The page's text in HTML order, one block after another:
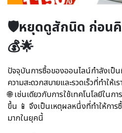
🛡️หยุดดูสักนิด ก่อน
💰🌟
ปัจจุบันการซื้อของออนไลน์กำลังเป็
ความสะดวกสบายและรวดเร็วที่ทำให้
🌐 เช่นเดียวกับการใช้เทคโนโลยีในก
ขึ้น 📱 จึงเป็นเหตุผลหนึ่งที่ทำให้กา
มากในยุคนี้